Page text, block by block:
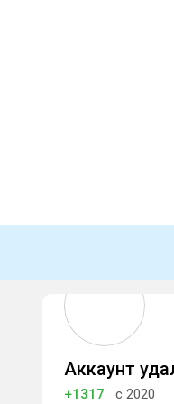
Аккаунт
+1317 с 2020